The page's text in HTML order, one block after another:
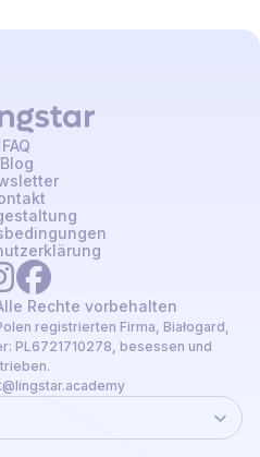
Rechte vorbehalten
registrierten Firma, Białogard,
PL6721710278, besessen und
FAQ
Blog